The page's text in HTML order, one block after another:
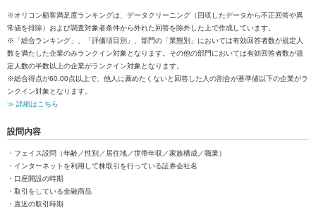
※オリコン顧客満足度ランキングは、データクリーニング（回収したデータから不正回答や異
常値を排除）および調査対象者条件から外れた回答を除外した上で作成しています。
※「総合ランキング」、「評価項目別」、部門の「業態別」においては有効回答者数が規定人
数を満たした企業のみランクイン対象となります。その他の部門においては有効回答者数が規
定人数の半数以上の企業がランクイン対象となります。
※総合得点が60.00点以上で、他人に薦めたくないと回答した人の割合が基準値以下の企業がラ
ンクイン対象となります。
≫ 詳細はこちら
設問内容
・フェイス設問（年齢／性別／居住地／世帯年収／家族構成／職業）
・インターネットを利用して株取引を行っている証券会社名
・口座開設の時期
・取引をしている金融商品
・直近の取引時期